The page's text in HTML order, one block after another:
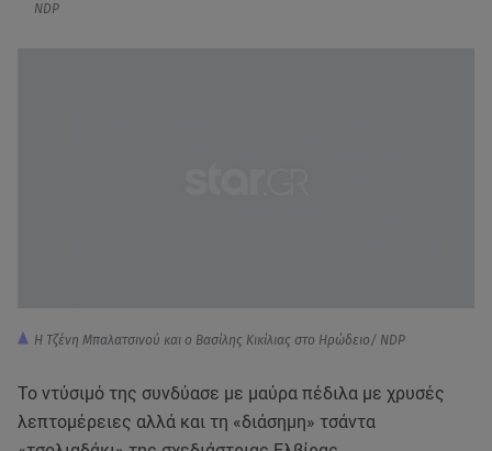
NDP
Η Τζένη Μπαλατσινού και ο Βασίλης Κικίλιας στο Ηρώδειο/ NDP
Το ντύσιμό της συνδύασε με μαύρα πέδιλα με χρυσές
λεπτομέρειες αλλά και τη «διάσημη» τσάντα